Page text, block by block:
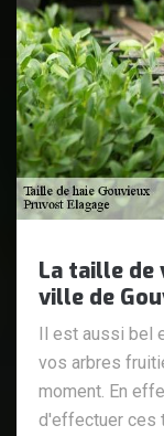
La taille
ville de
Il est aussi bel
vos arbres
moment. En
d'effectuer ces